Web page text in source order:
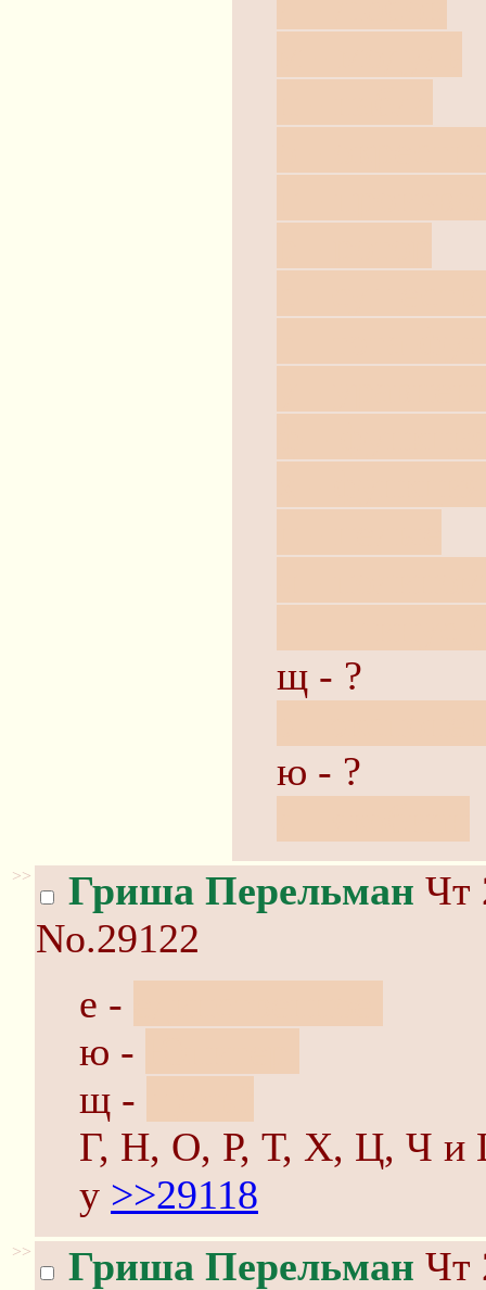
щ - ?
ю - ?
>> Гриша Перельман Чт
No.29122
е -
ю -
щ -
Г, Н, О, Р, Т, Х, Ц, Ч и
у >>29118
>> Гриша Перельман Чт